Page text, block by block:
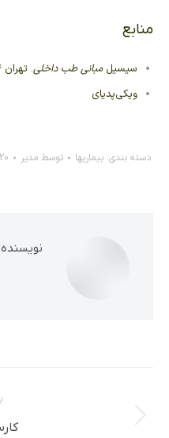
منابع
سیسیلمبانی طب داخلی. تهران ۲۰۰۴
ویکی‌پدیای
دسته بندی: بیماریها توسط مدیر 20 آبان, 1390 - 11 نوامبر, 2011